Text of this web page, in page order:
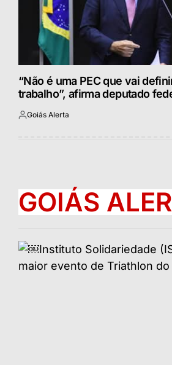
“Não é uma PEC que vai
trabalho”, afirma deputado
Postado
Goiás Alerta
GOIÁS